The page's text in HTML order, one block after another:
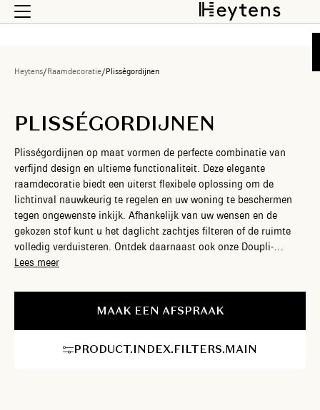
Heytens/Raamdecoratie/Plisségordijnen
PLISSÉGORDIJNEN
Plisségordijnen op maat vormen de perfecte combinatie van
verfijnd design en ultieme functionaliteit. Deze elegante
raamdecoratie biedt een uiterst flexibele oplossing om de
lichtinval nauwkeurig te regelen en uw woning te beschermen
tegen ongewenste inkijk. Afhankelijk van uw wensen en de
gekozen stof kunt u het daglicht zachtjes filteren of de ruimte
volledig verduisteren. Ontdek daarnaast ook onze Doupli-
gordijnen (ook wel honingraatgordijnen genoemd): dankzij hun
uitstekend isoleert. Ze houden de kou buiten in de winter en
beschermen tegen hitte in de zomer. Het grootste voordeel van
moeilijkere en atypische vormen zoals draai-kiepramen,
Lees meer
MAAK EEN AFSPRAAK
PRODUCT.INDEX.FILTERS.MAIN